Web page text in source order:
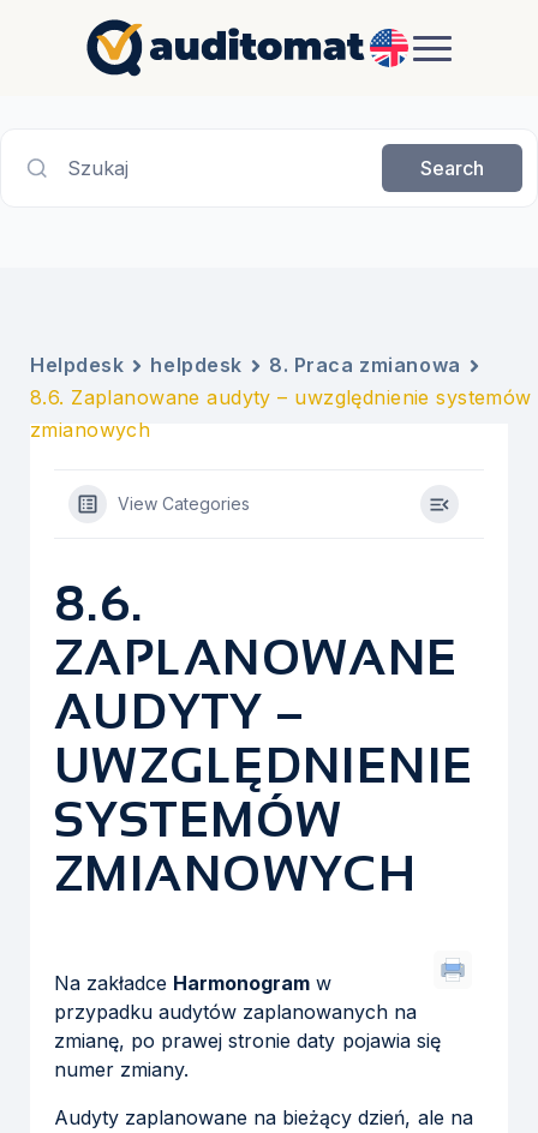
EN
Szukaj Search
Helpdesk helpdesk
8. Praca zmianowa
8.6. Zaplanowane audyty – uwzględnienie systemów
zmianowych
View Categories
8.6.
ZAPLANOWANE
AUDYTY –
UWZGLĘDNIENIE
SYSTEMÓW
ZMIANOWYCH
Na zakładce Harmonogram w
przypadku audytów zaplanowanych na
zmianę, po prawej stronie daty pojawia się
numer zmiany.
Audyty zaplanowane na bieżący dzień, ale na